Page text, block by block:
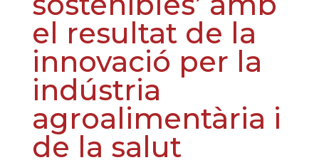
el resultat de la
innovació per la
indústria
agroalimentària i
de la salut